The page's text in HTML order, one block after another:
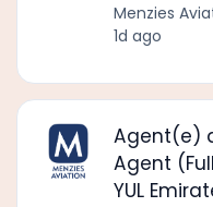
Menzies
1d ago
Agent(e)
Agent
YUL